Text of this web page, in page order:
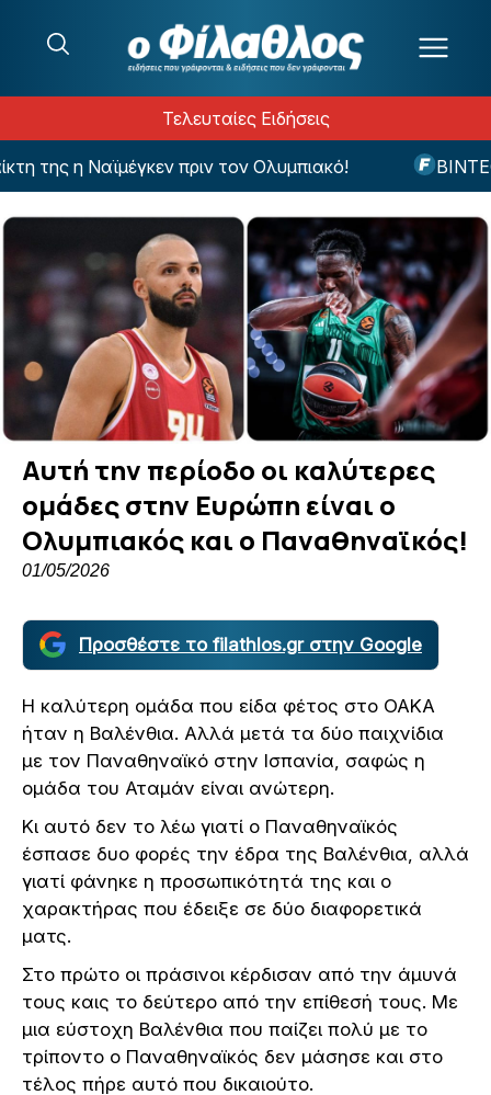
Τελευταίες Ειδήσεις
η Ναϊμέγκεν πριν τον Ολυμπιακό! ΒΙΝΤΕΟ:
Αυτή την περίοδο οι καλύτερες
ομάδες στην Ευρώπη είναι ο
Ολυμπιακός και ο Παναθηναϊκός!
01/05/2026
Προσθέστε το filathlos.gr στην Google
Η καλύτερη ομάδα που είδα φέτος στο ΟΑΚΑ
ήταν η Βαλένθια. Αλλά μετά τα δύο παιχνίδια
με τον Παναθηναϊκό στην Ισπανία, σαφώς η
ομάδα του Αταμάν είναι ανώτερη.
Κι αυτό δεν το λέω γιατί ο Παναθηναϊκός
έσπασε δυο φορές την έδρα της Βαλένθια, αλλά
γιατί φάνηκε η προσωπικότητά της και ο
χαρακτήρας που έδειξε σε δύο διαφορετικά
ματς.
Στο πρώτο οι πράσινοι κέρδισαν από την άμυνά
τους καις το δεύτερο από την επίθεσή τους. Με
μια εύστοχη Βαλένθια που παίζει πολύ με το
τρίποντο ο Παναθηναϊκός δεν μάσησε και στο
τέλος πήρε αυτό που δικαιούτο.